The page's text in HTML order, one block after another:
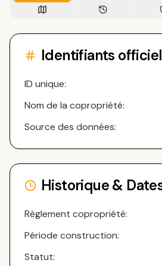
Identifiants
ID unique:
Nom de la copropriété:
Source des données:
Historique &
Règlement copropriété:
Période construction:
Statut: